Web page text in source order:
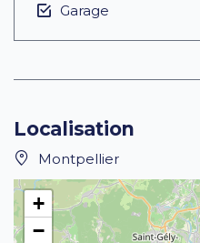
Garage
Localisation
Montpellier
+
−